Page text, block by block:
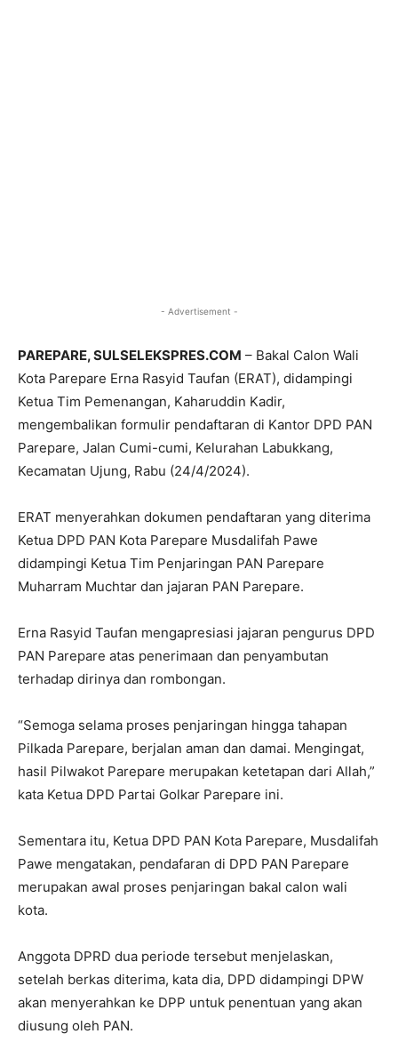
- Advertisement -
PAREPARE, SULSELEKSPRES.COM – Bakal Calon Wali
Kota Parepare Erna Rasyid Taufan (ERAT), didampingi
Ketua Tim Pemenangan, Kaharuddin Kadir,
mengembalikan formulir pendaftaran di Kantor DPD PAN
Parepare, Jalan Cumi-cumi, Kelurahan Labukkang,
Kecamatan Ujung, Rabu (24/4/2024).
ERAT menyerahkan dokumen pendaftaran yang diterima
Ketua DPD PAN Kota Parepare Musdalifah Pawe
didampingi Ketua Tim Penjaringan PAN Parepare
Muharram Muchtar dan jajaran PAN Parepare.
Erna Rasyid Taufan mengapresiasi jajaran pengurus DPD
PAN Parepare atas penerimaan dan penyambutan
terhadap dirinya dan rombongan.
“Semoga selama proses penjaringan hingga tahapan
Pilkada Parepare, berjalan aman dan damai. Mengingat,
hasil Pilwakot Parepare merupakan ketetapan dari Allah,”
kata Ketua DPD Partai Golkar Parepare ini.
Sementara itu, Ketua DPD PAN Kota Parepare, Musdalifah
Pawe mengatakan, pendafaran di DPD PAN Parepare
merupakan awal proses penjaringan bakal calon wali
kota.
Anggota DPRD dua periode tersebut menjelaskan,
setelah berkas diterima, kata dia, DPD didampingi DPW
akan menyerahkan ke DPP untuk penentuan yang akan
diusung oleh PAN.